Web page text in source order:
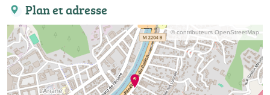
Plan et adresse
© contributeurs OpenStreetMap